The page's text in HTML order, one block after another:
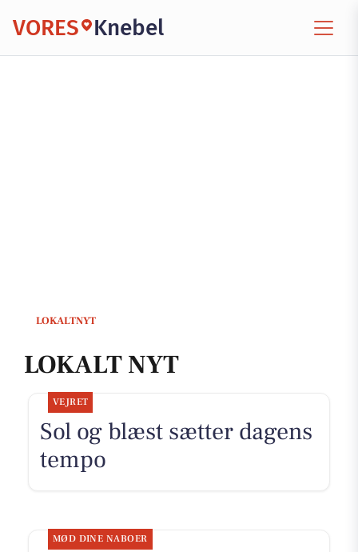
VORES Knebel
LOKALTNYT
LOKALT NYT
VEJRET
Sol og blæst sætter dagens
tempo
MØD DINE NABOER